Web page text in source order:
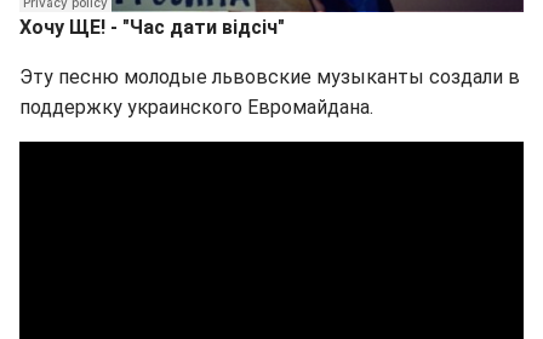
Хочу ЩЕ! - "Час дати відсіч"
Эту песню молодые львовские музыканты создали в
поддержку украинского Евромайдана.